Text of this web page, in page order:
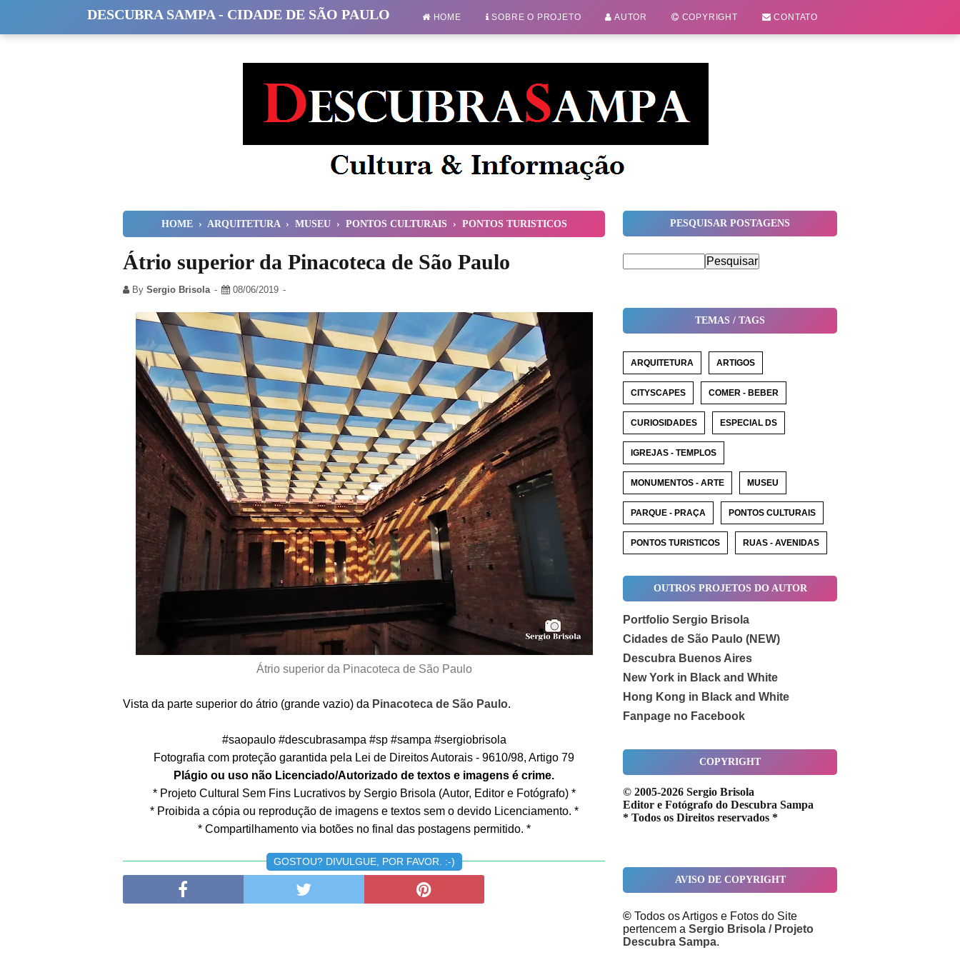
DESCUBRA SAMPA - CIDADE DE SÃO PAULO HOME SOBRE O PROJETO AUTOR COPYRIGHT CONTATO
HOME › ARQUITETURA › MUSEU › PONTOS CULTURAIS › PONTOS TURISTICOS
Átrio superior da Pinacoteca de São Paulo
By Sergio Brisola 08/06/2019
Átrio superior da Pinacoteca de São Paulo
Vista da parte superior do átrio (grande vazio) da Pinacoteca de São Paulo.
#saopaulo #descubrasampa #sp #sampa #sergiobrisola
Fotografia com proteção garantida pela Lei de Direitos Autorais - 9610/98, Artigo 79
Plágio ou uso não Licenciado/Autorizado de textos e imagens é crime.
* Projeto Cultural Sem Fins Lucrativos by Sergio Brisola (Autor, Editor e Fotógrafo) *
* Proibida a cópia ou reprodução de imagens e textos sem o devido Licenciamento. *
* Compartilhamento via botões no final das postagens permitido. *
GOSTOU? DIVULGUE, POR FAVOR. :-)
PESQUISAR POSTAGENS
TEMAS / TAGS
ARQUITETURA ARTIGOS
CITYSCAPES COMER - BEBER
CURIOSIDADES ESPECIAL DS
IGREJAS - TEMPLOS
MONUMENTOS - ARTE MUSEU
PARQUE - PRAÇA PONTOS CULTURAIS
PONTOS TURISTICOS RUAS - AVENIDAS
OUTROS PROJETOS DO AUTOR
Portfolio Sergio Brisola
Cidades de São Paulo (NEW)
Descubra Buenos Aires
New York in Black and White
Hong Kong in Black and White
Fanpage no Facebook
COPYRIGHT
© 2005-2026 Sergio Brisola
Editor e Fotógrafo do Descubra Sampa
* Todos os Direitos reservados *
AVISO DE COPYRIGHT
© Todos os Artigos e Fotos do Site
pertencem a Sergio Brisola / Projeto
Descubra Sampa.